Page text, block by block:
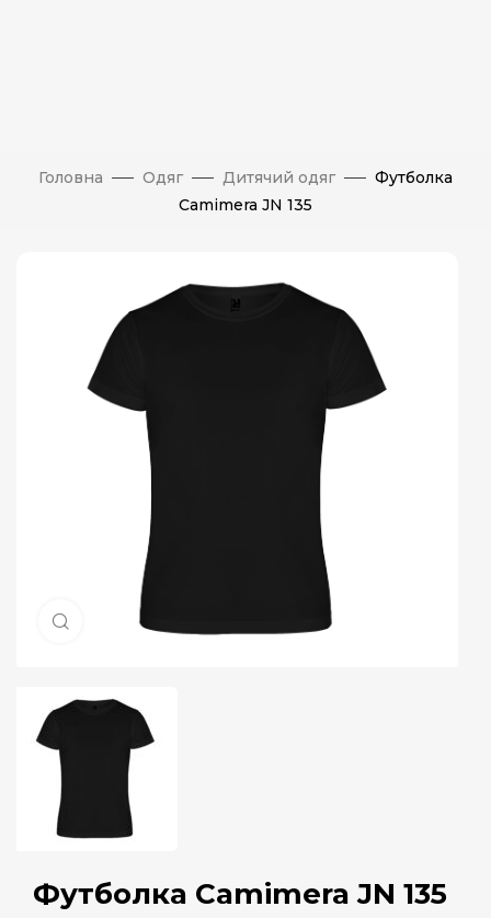
Головна Одяг Дитячий одяг
Футболка
Camimera JN 135
Натисніть, щоб збільшити
Футболка Camimera JN 135